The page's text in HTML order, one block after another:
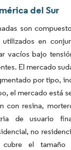
del Sur
son
en
vacíos bajo
El mercado
por tipo,
el mercado está
con resina,
de usuario
no
cubre el